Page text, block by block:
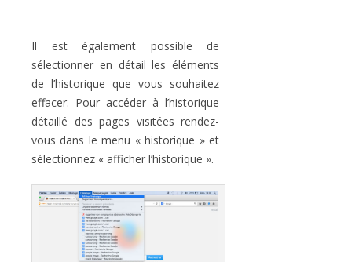
Il est également possible de
sélectionner en détail les éléments
de l’historique que vous souhaitez
effacer. Pour accéder à l’historique
détaillé des pages visitées rendez-
vous dans le menu « historique » et
sélectionnez « afficher l’historique ».